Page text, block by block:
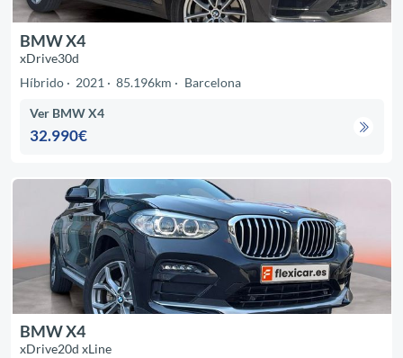
BMW X4
xDrive30d
Híbrido
2021 85.196km Barcelona
Ver BMW X4
32.990€
BMW X4
xDrive20d xLine